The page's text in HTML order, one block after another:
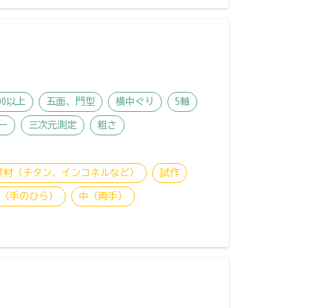
以上 五面、門型 横中ぐり 5軸
三次元測定 粗さ
材（チタン、インコネルなど） 試作
手のひら） 中（両手）